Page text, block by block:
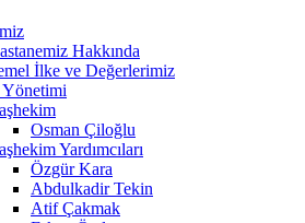
Hakkında
İlke ve Değerlerimiz
Yönetimi
Osman Çiloğlu
Yardımcıları
Özgür Kara
Abdulkadir Tekin
Atif Çakmak